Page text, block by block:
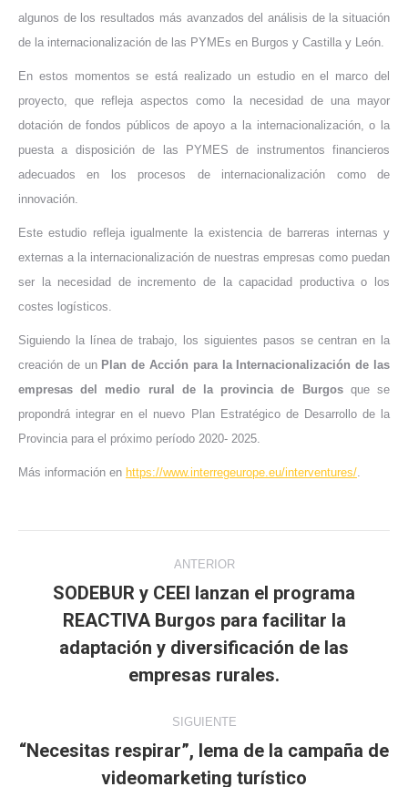
algunos de los resultados más avanzados del análisis de la situación
de la internacionalización de las PYMEs en Burgos y Castilla y León.
En estos momentos se está realizado un estudio en el marco del
proyecto, que refleja aspectos como la necesidad de una mayor
dotación de fondos públicos de apoyo a la internacionalización, o la
puesta a disposición de las PYMES de instrumentos financieros
adecuados en los procesos de internacionalización como de
innovación.
Este estudio refleja igualmente la existencia de barreras internas y
externas a la internacionalización de nuestras empresas como puedan
ser la necesidad de incremento de la capacidad productiva o los
costes logísticos.
Siguiendo la línea de trabajo, los siguientes pasos se centran en la
creación de un Plan de Acción para la Internacionalización de las
empresas del medio rural de la provincia de Burgos que se
propondrá integrar en el nuevo Plan Estratégico de Desarrollo de la
Provincia para el próximo período 2020- 2025.
Más información en https://www.interregeurope.eu/interventures/.
entre
publicaciones
ANTERIOR
Publicación
anterior:
SODEBUR y CEEI lanzan el programa
REACTIVA Burgos para facilitar la
adaptación y diversificación de las
empresas rurales.
SIGUIENTE
“Necesitas respirar”, lema de la campaña de
videomarketing turístico